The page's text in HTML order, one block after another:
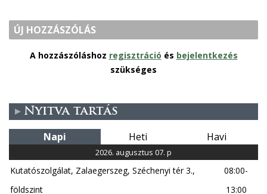
ÚJ HOZZÁSZÓLÁS
A hozzászóláshoz regisztráció és bejelentkezés
szükséges
Nyitva tartás
Napi Heti Havi
2026. augusztus 07. p
Kutatószolgálat, Zalaegerszeg, Széchenyi tér 3.,
földszint
08:00-
13:00